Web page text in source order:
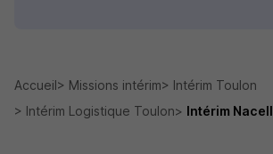
Accueil Missions intérim
Intérim Toulon
Intérim Logistique Toulon
Intérim